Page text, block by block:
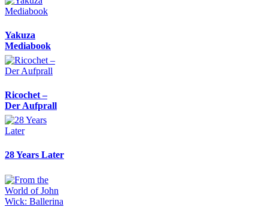
Yakuza
Mediabook
Ricochet –
Der Aufprall
28 Years Later